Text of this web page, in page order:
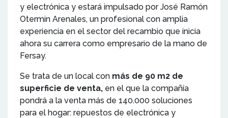
y electrónica y estará impulsado por José Ramón
Otermin Arenales, un profesional con amplia
experiencia en el sector del recambio que inicia
ahora su carrera como empresario de la mano de
Fersay.
Se trata de un local con más de 90 m2 de
superficie de venta, en el que la compañía
pondrá a la venta más de 140.000 soluciones
para el hogar: repuestos de electrónica y